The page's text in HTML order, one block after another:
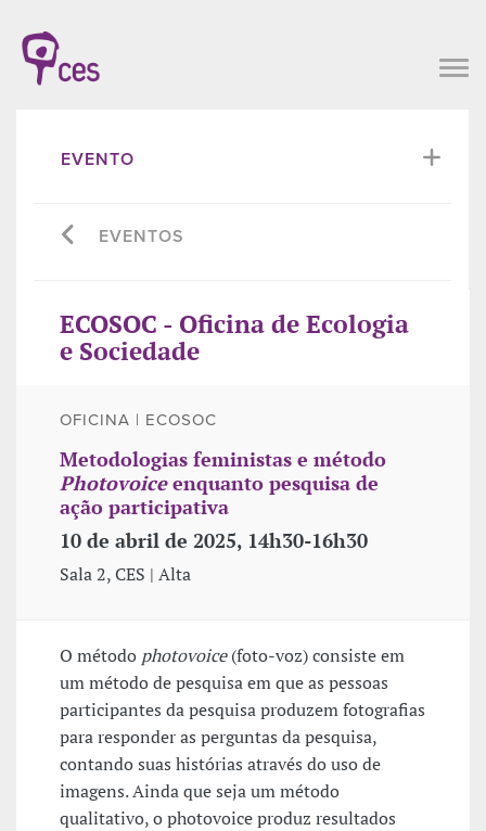
EVENTO
EVENTOS
ECOSOC - Oficina de Ecologia
e Sociedade
OFICINA | ECOSOC
Metodologias feministas e método
Photovoiceenquanto pesquisa de
ação participativa
10 de abril de 2025, 14h30-16h30
Sala 2, CES | Alta
O método photovoice(foto-voz) consiste em
um método de pesquisa em que as pessoas
participantes da pesquisa produzem fotografias
para responder as perguntas da pesquisa,
contando suas histórias através do uso de
imagens. Ainda que seja um método
qualitativo, o photovoice produz resultados